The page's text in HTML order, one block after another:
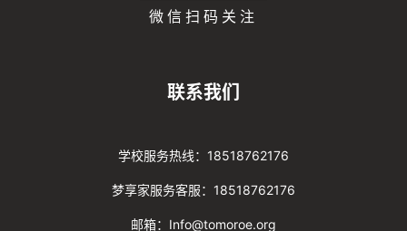
微信扫码关注
联系我们
学校服务热线：18518762176
梦享家服务客服：18518762176
邮箱：Info@tomoroe.org